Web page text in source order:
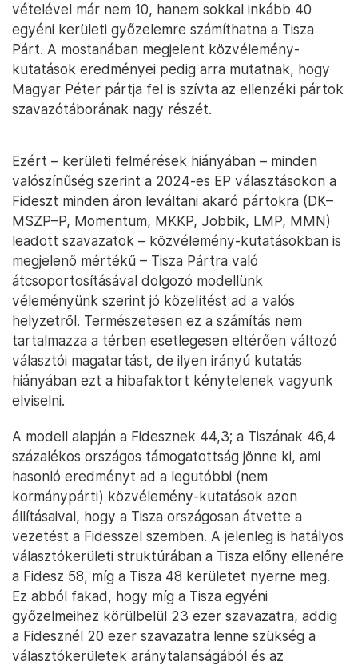
vételével már nem 10, hanem sokkal inkább 40
egyéni kerületi győzelemre számíthatna a Tisza
Párt. A mostanában megjelent közvélemény-
kutatások eredményei pedig arra mutatnak, hogy
Magyar Péter pártja fel is szívta az ellenzéki pártok
szavazótáborának nagy részét.
Ezért – kerületi felmérések hiányában – minden
valószínűség szerint a 2024-es EP választásokon a
Fideszt minden áron leváltani akaró pártokra (DK–
MSZP–P, Momentum, MKKP, Jobbik, LMP, MMN)
leadott szavazatok – közvélemény-kutatásokban is
megjelenő mértékű – Tisza Pártra való
átcsoportosításával dolgozó modellünk
véleményünk szerint jó közelítést ad a valós
helyzetről. Természetesen ez a számítás nem
tartalmazza a térben esetlegesen eltérően változó
választói magatartást, de ilyen irányú kutatás
hiányában ezt a hibafaktort kénytelenek vagyunk
elviselni.
A modell alapján a Fidesznek 44,3; a Tiszának 46,4
százalékos országos támogatottság jönne ki, ami
hasonló eredményt ad a legutóbbi (nem
kormánypárti) közvélemény-kutatások azon
állításaival, hogy a Tisza országosan átvette a
vezetést a Fidesszel szemben. A jelenleg is hatályos
választókerületi struktúrában a Tisza előny ellenére
a Fidesz 58, míg a Tisza 48 kerületet nyerne meg.
Ez abból fakad, hogy míg a Tisza egyéni
győzelmeihez körülbelül 23 ezer szavazatra, addig
a Fidesznél 20 ezer szavazatra lenne szükség a
választókerületek aránytalanságából és az